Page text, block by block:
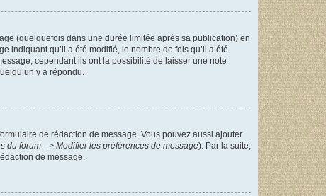
(quelquefois dans une durée limitée après sa publication) en
indiquant qu’il a été modifié, le nombre de fois qu’il a été
cependant ils ont la possibilité de laisser une note
y a répondu.
de rédaction de message. Vous pouvez aussi ajouter
du forum --> Modifier les préférences de message). Par la suite,
de message.